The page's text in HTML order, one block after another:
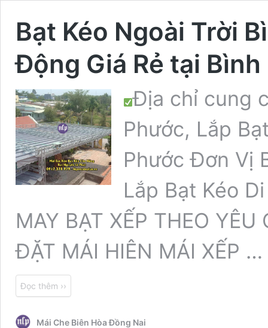
Bạt Kéo Ngoài Trời
Động Giá Rẻ tại
Địa chỉ cung
Phước, Lắp
Phước Đơn Vị
Lắp Bạt Kéo
MAY BẠT XẾP THEO YÊU
ĐẶT MÁI HIÊN MÁI XẾP …
Đọc thêm ››
Mái Che Biên Hòa Đồng Nai